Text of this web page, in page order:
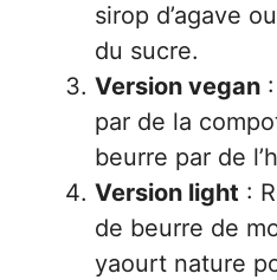
sirop d’agave
du sucre.
Version vegan
par de la
beurre par de
Version light :
de beurre de
yaourt nature